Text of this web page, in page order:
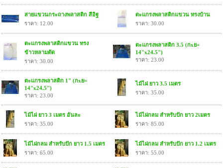
สายแขวนกระถางพลาสติก สีอิฐ
ราคา: 12.00
ตะแกรงพลาสติกแขวน ทรงบ้าน
ราคา: 30.00
ตะแกรงพลาสติกแขวน ทรง
ข้าวหลามตัด
ราคา: 30.00
ตะแกรงพลาสติก 3.5 (กxย=
14"x24.5")
ราคา: 23.00
ตะแกรงพลาสติก 1" (กxย=
14"x24.5")
ราคา: 23.00
ไม้ไผ่ ยาว 3.5 เมตร
ราคา: 35.00
ไม้ไผ่ ยาว 3 เมตร อันละ
ราคา: 35.00
ไม้ไผ่กลม สำหรับปัก ยาว 2เมตร
ราคา: 85.00
ไม้ไผ่กลม สำหรับปัก ยาว 1.5 เมตร
ราคา: 65.00
ไม้ไผ่กลม สำหรับปัก ยาว 1.2 เมตร
ราคา: 55.00